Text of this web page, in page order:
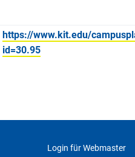
https://www.kit.edu/
id=30.95
Login für Webmaster